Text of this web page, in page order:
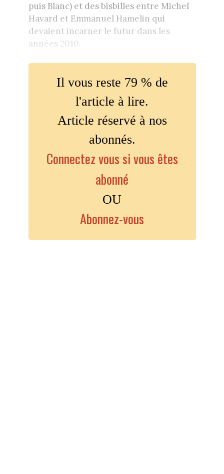
puis Blanc) et des bisbilles entre Michel
Havard et Emmanuel Hamelin qui
devaient incarner le futur dans les
années 2010.
Il vous reste 79 % de
l'article à lire.
Article réservé à nos
abonnés.
Connectez vous si vous êtes
abonné
OU
Abonnez-vous